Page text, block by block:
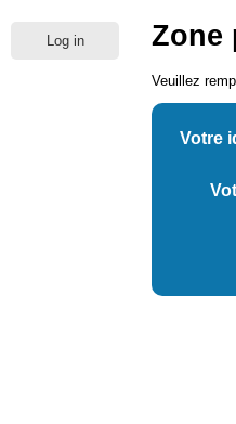
Log in Zone
Veuillez
Votre